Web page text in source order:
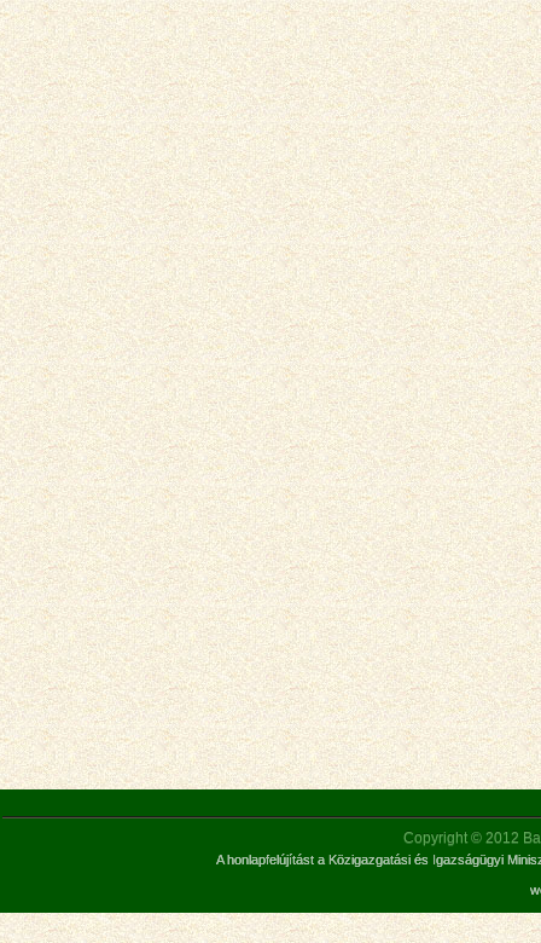
Copyright © 2012
A honlapfelújítást a Közigazgatási és Igazságügyi